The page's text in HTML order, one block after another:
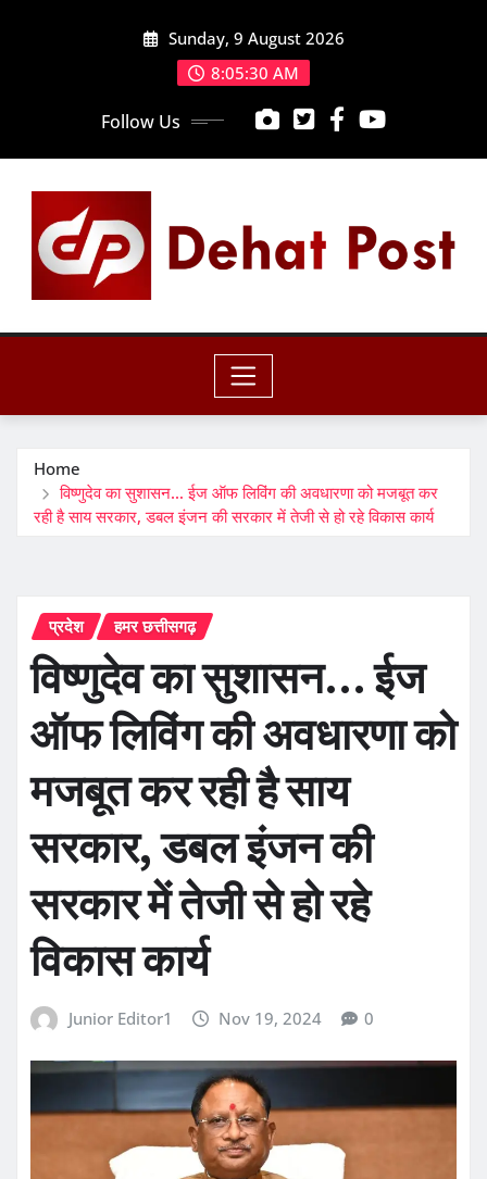
Sunday, 9 August 2026
8:05:32 AM
Follow Us
Home
विष्णुदेव का सुशासन… ईज ऑफ लिविंग की अवधारणा को मजबूत कर
रही है साय सरकार, डबल इंजन की सरकार में तेजी से हो रहे विकास कार्य
प्रदेश हमर छत्तीसगढ़
विष्णुदेव का सुशासन… ईज
ऑफ लिविंग की अवधारणा को
मजबूत कर रही है साय
सरकार, डबल इंजन की
सरकार में तेजी से हो रहे
विकास कार्य
Junior Editor1 Nov 19, 2024 0